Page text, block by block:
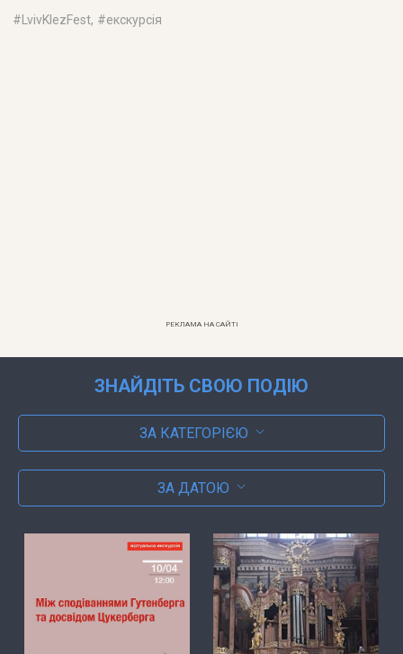
#LvivKlezFest, #екскурсія
РЕКЛАМА НА САЙТІ
ЗНАЙДІТЬ СВОЮ ПОДІЮ
ЗА КАТЕГОРІЄЮ
ЗА ДАТОЮ